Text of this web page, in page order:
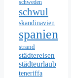
schweden
schwul
skandinavien
spanien
strand
städtereisen
städteurlaub
teneriffa